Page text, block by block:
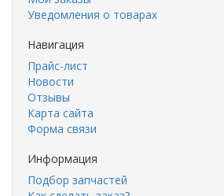
Уведомления о товарах
Навигация
Прайс-лист
Новости
Отзывы
Карта сайта
Форма связи
Информация
Подбор запчастей